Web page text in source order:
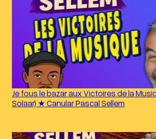
Je fous le bazar aux Victoires de la
Solaar) ★ Canular Pascal Sellem